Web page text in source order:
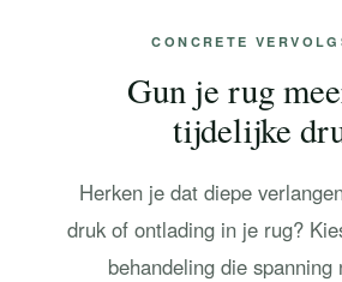
CONCRETE
Gun je rug
tijdelijke
Herken je dat diepe
druk of ontlading in je rug?
behandeling die spanning